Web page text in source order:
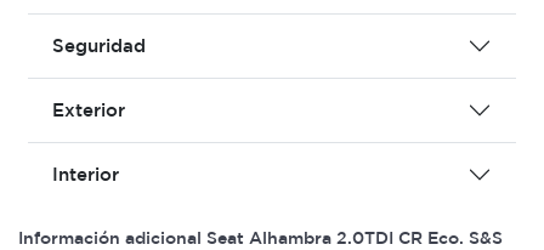
Seguridad
Exterior
Interior
Información adicional Seat Alhambra 2.0TDI CR Eco. S&S